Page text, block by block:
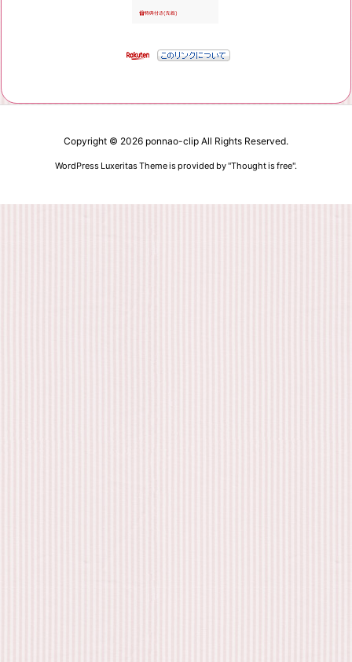
Copyright © 2026 ponnao-clip All Rights Reserved.
WordPress Luxeritas Theme is provided by "Thought is free".